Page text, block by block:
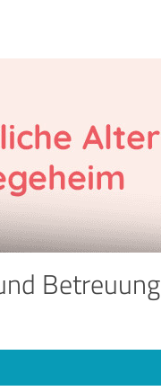
Betreuung